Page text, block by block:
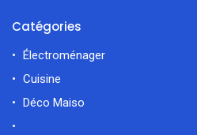
Catégories
Électroménager
Cuisine
Déco Maiso